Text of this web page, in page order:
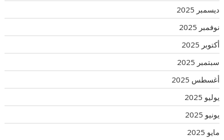
ديسمبر 2025
نوفمبر 2025
أكتوبر 2025
سبتمبر 2025
أغسطس 2025
يوليو 2025
يونيو 2025
مايو 2025